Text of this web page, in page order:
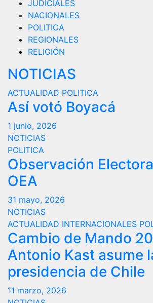
JUDICIALES
NACIONALES
POLITICA
REGIONALES
RELIGIÓN
NOTICIAS
ACTUALIDAD POLITICA
Así votó Boyacá
1 junio, 2026
NOTICIAS
POLITICA
Observación
OEA
31 mayo, 2026
NOTICIAS
ACTUALIDAD INTERNACIONALES
Cambio de Mando
Antonio Kast asume
presidencia de Chile
11 marzo, 2026